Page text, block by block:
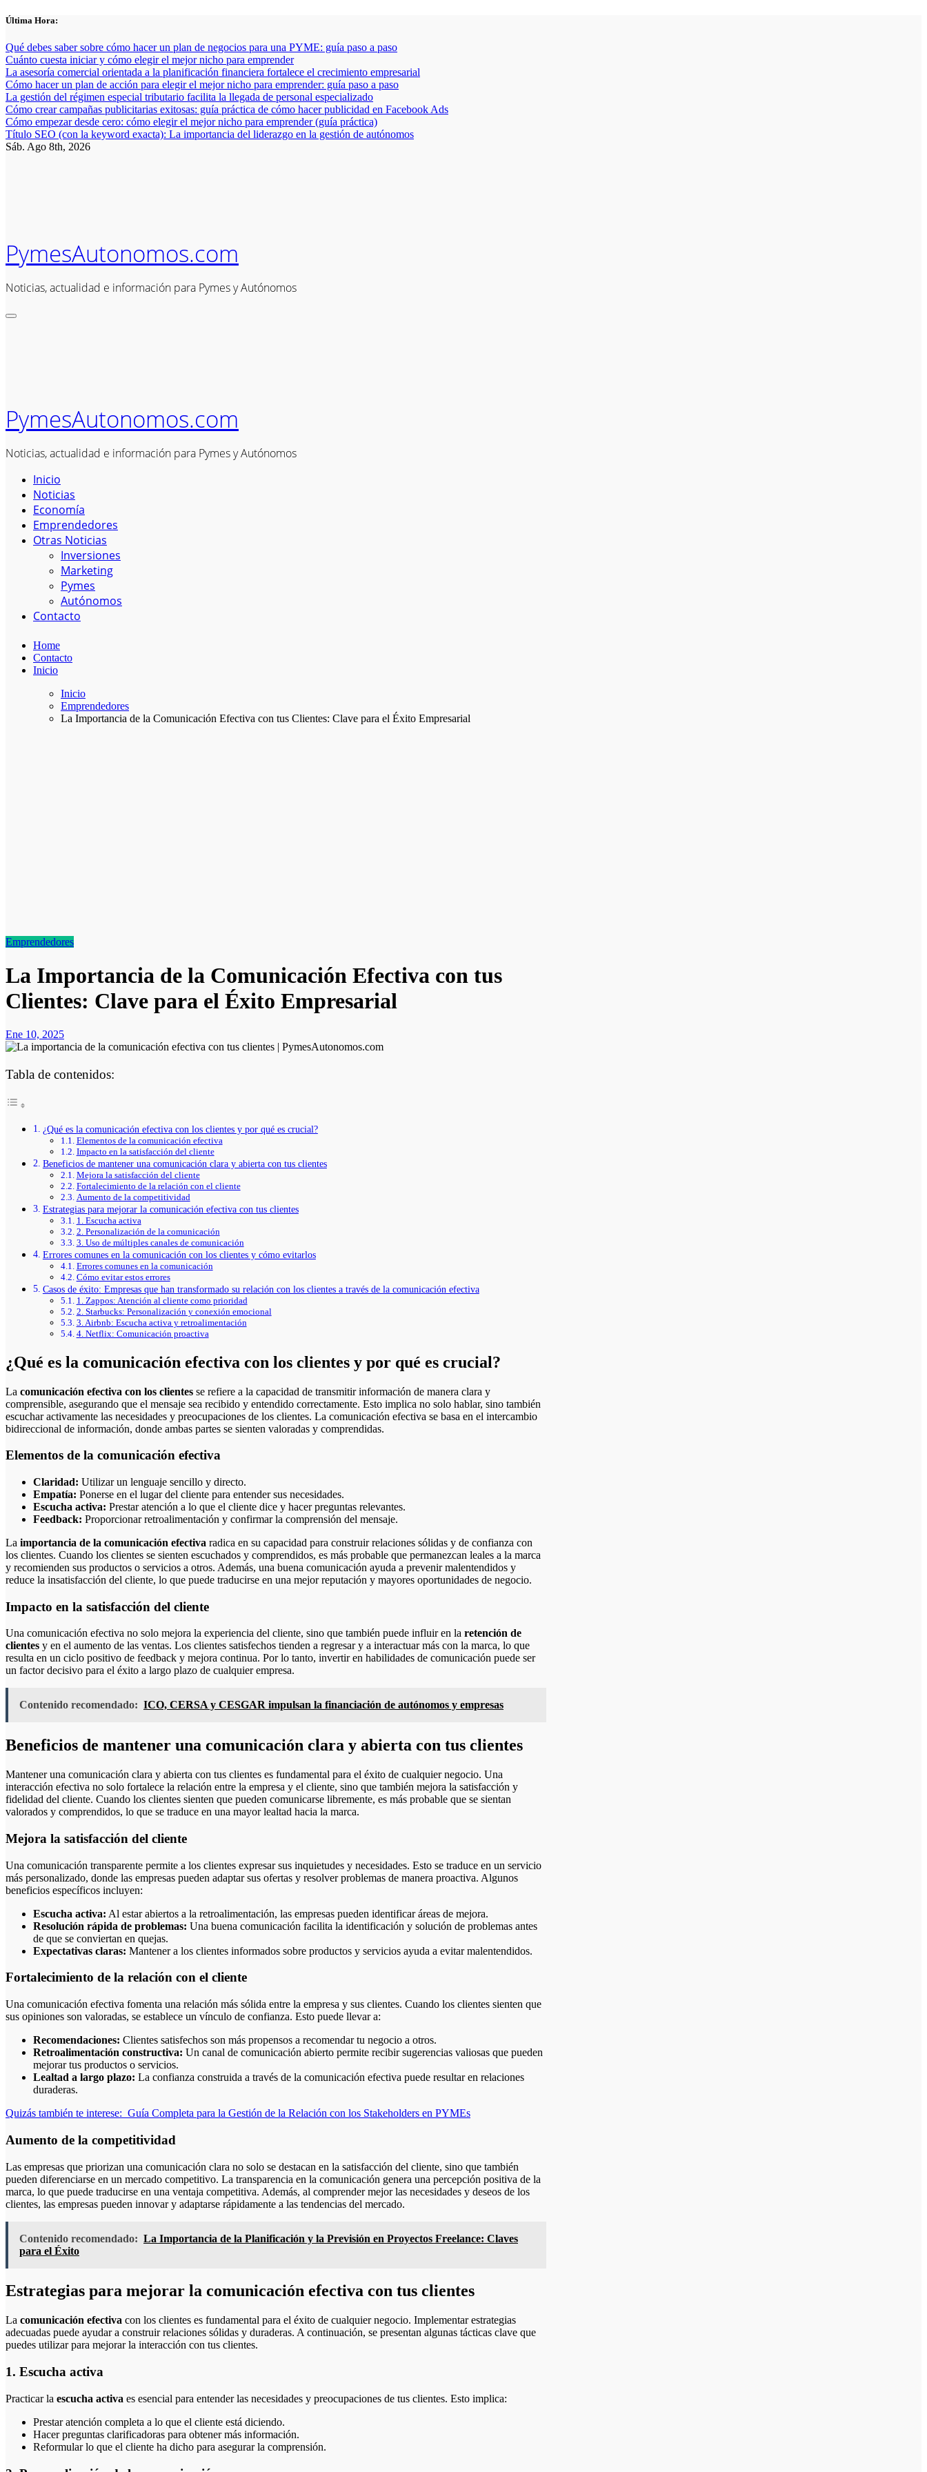
Saltar
contenido
Última Hora:
Qué debes saber sobre cómo hacer un plan de negocios para una PYME: guía paso a paso
Cuánto cuesta iniciar y cómo elegir el mejor nicho para emprender
La asesoría comercial orientada a la planificación financiera fortalece el crecimiento empresarial
Cómo hacer un plan de acción para elegir el mejor nicho para emprender: guía paso a paso
La gestión del régimen especial tributario facilita la llegada de personal especializado
Cómo crear campañas publicitarias exitosas: guía práctica de cómo hacer publicidad en Facebook Ads
Cómo empezar desde cero: cómo elegir el mejor nicho para emprender (guía práctica)
Título SEO (con la keyword exacta): La importancia del liderazgo en la gestión de autónomos
Sáb. Ago 8th, 2026
PymesAutonomos.com
Noticias, actualidad e información para Pymes y Autónomos
PymesAutonomos.com
Noticias, actualidad e información para Pymes y Autónomos
Inicio
Noticias
Economía
Emprendedores
Otras Noticias
Inversiones
Marketing
Pymes
Autónomos
Contacto
Home
Contacto
Inicio
Inicio
Emprendedores
La Importancia de la Comunicación Efectiva con tus Clientes: Clave para el Éxito Empresarial
Emprendedores
La Importancia de la Comunicación Efectiva con tus
Clientes: Clave para el Éxito Empresarial
Ene 10, 2025
Tabla de contenidos:
¿Qué es la comunicación efectiva con los clientes y por qué es crucial?
Elementos de la comunicación efectiva
Impacto en la satisfacción del cliente
Beneficios de mantener una comunicación clara y abierta con tus clientes
Mejora la satisfacción del cliente
Fortalecimiento de la relación con el cliente
Aumento de la competitividad
Estrategias para mejorar la comunicación efectiva con tus clientes
1. Escucha activa
2. Personalización de la comunicación
3. Uso de múltiples canales de comunicación
Errores comunes en la comunicación con los clientes y cómo evitarlos
Errores comunes en la comunicación
Cómo evitar estos errores
Casos de éxito: Empresas que han transformado su relación con los clientes a través de la comunicación efectiva
1. Zappos: Atención al cliente como prioridad
2. Starbucks: Personalización y conexión emocional
3. Airbnb: Escucha activa y retroalimentación
4. Netflix: Comunicación proactiva
¿Qué es la comunicación efectiva con los clientes y por qué es crucial?
La comunicación efectiva con los clientes se refiere a la capacidad de transmitir información de manera clara y
comprensible, asegurando que el mensaje sea recibido y entendido correctamente. Esto implica no solo hablar, sino también
escuchar activamente las necesidades y preocupaciones de los clientes. La comunicación efectiva se basa en el intercambio
bidireccional de información, donde ambas partes se sienten valoradas y comprendidas.
Elementos de la comunicación efectiva
Claridad: Utilizar un lenguaje sencillo y directo.
Empatía: Ponerse en el lugar del cliente para entender sus necesidades.
Escucha activa: Prestar atención a lo que el cliente dice y hacer preguntas relevantes.
Feedback: Proporcionar retroalimentación y confirmar la comprensión del mensaje.
La importancia de la comunicación efectiva radica en su capacidad para construir relaciones sólidas y de confianza con
los clientes. Cuando los clientes se sienten escuchados y comprendidos, es más probable que permanezcan leales a la marca
y recomienden sus productos o servicios a otros. Además, una buena comunicación ayuda a prevenir malentendidos y
reduce la insatisfacción del cliente, lo que puede traducirse en una mejor reputación y mayores oportunidades de negocio.
Impacto en la satisfacción del cliente
Una comunicación efectiva no solo mejora la experiencia del cliente, sino que también puede influir en la retención de
clientes y en el aumento de las ventas. Los clientes satisfechos tienden a regresar y a interactuar más con la marca, lo que
resulta en un ciclo positivo de feedback y mejora continua. Por lo tanto, invertir en habilidades de comunicación puede ser
un factor decisivo para el éxito a largo plazo de cualquier empresa.
Contenido recomendado: ICO, CERSA y CESGAR impulsan la financiación de autónomos y empresas
Beneficios de mantener una comunicación clara y abierta con tus clientes
Mantener una comunicación clara y abierta con tus clientes es fundamental para el éxito de cualquier negocio. Una
interacción efectiva no solo fortalece la relación entre la empresa y el cliente, sino que también mejora la satisfacción y
fidelidad del cliente. Cuando los clientes sienten que pueden comunicarse libremente, es más probable que se sientan
valorados y comprendidos, lo que se traduce en una mayor lealtad hacia la marca.
Mejora la satisfacción del cliente
Una comunicación transparente permite a los clientes expresar sus inquietudes y necesidades. Esto se traduce en un servicio
más personalizado, donde las empresas pueden adaptar sus ofertas y resolver problemas de manera proactiva. Algunos
beneficios específicos incluyen:
Escucha activa: Al estar abiertos a la retroalimentación, las empresas pueden identificar áreas de mejora.
Resolución rápida de problemas: Una buena comunicación facilita la identificación y solución de problemas antes
de que se conviertan en quejas.
Expectativas claras: Mantener a los clientes informados sobre productos y servicios ayuda a evitar malentendidos.
Fortalecimiento de la relación con el cliente
Una comunicación efectiva fomenta una relación más sólida entre la empresa y sus clientes. Cuando los clientes sienten que
sus opiniones son valoradas, se establece un vínculo de confianza. Esto puede llevar a:
Recomendaciones: Clientes satisfechos son más propensos a recomendar tu negocio a otros.
Retroalimentación constructiva: Un canal de comunicación abierto permite recibir sugerencias valiosas que pueden
mejorar tus productos o servicios.
Lealtad a largo plazo: La confianza construida a través de la comunicación efectiva puede resultar en relaciones
duraderas.
Quizás también te interese: Guía Completa para la Gestión de la Relación con los Stakeholders en PYMEs
Aumento de la competitividad
Las empresas que priorizan una comunicación clara no solo se destacan en la satisfacción del cliente, sino que también
pueden diferenciarse en un mercado competitivo. La transparencia en la comunicación genera una percepción positiva de la
marca, lo que puede traducirse en una ventaja competitiva. Además, al comprender mejor las necesidades y deseos de los
clientes, las empresas pueden innovar y adaptarse rápidamente a las tendencias del mercado.
Contenido recomendado: La Importancia de la Planificación y la Previsión en Proyectos Freelance: Claves
para el Éxito
Estrategias para mejorar la comunicación efectiva con tus clientes
La comunicación efectiva con los clientes es fundamental para el éxito de cualquier negocio. Implementar estrategias
adecuadas puede ayudar a construir relaciones sólidas y duraderas. A continuación, se presentan algunas tácticas clave que
puedes utilizar para mejorar la interacción con tus clientes.
1. Escucha activa
Practicar la escucha activa es esencial para entender las necesidades y preocupaciones de tus clientes. Esto implica:
Prestar atención completa a lo que el cliente está diciendo.
Hacer preguntas clarificadoras para obtener más información.
Reformular lo que el cliente ha dicho para asegurar la comprensión.